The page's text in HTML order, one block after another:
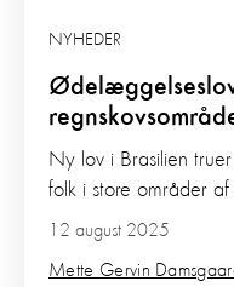
NYHEDER
12 august 2025
Mette Gervin
Ny lov i Brasilien
folk i store områder af